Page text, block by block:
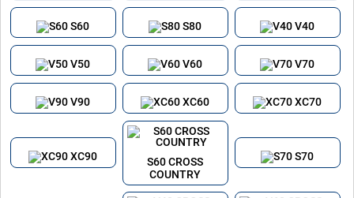
S60 S80 V40
V50 V60 V70
V90 XC60 XC70
XC90
S60 CROSS
COUNTRY
S70